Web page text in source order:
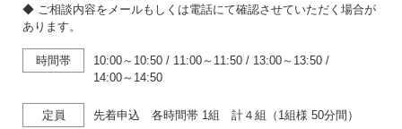
◆ ご相談内容をメールもしくは電話にて確認させていただく場合が
あります。
時間帯 10:00～10:50 / 11:00～11:50 / 13:00～13:50 /
14:00～14:50
定員 先着申込 各時間帯 1組 計４組（1組様 50分間）